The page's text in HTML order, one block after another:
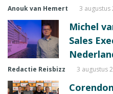
Anouk van Hemert 3 augustus
Michel
Sales
Redactie Reisbizz 3 augustus